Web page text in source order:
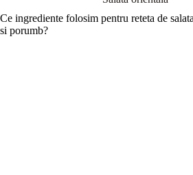
Ce ingrediente folosim pentru reteta de
si porumb?